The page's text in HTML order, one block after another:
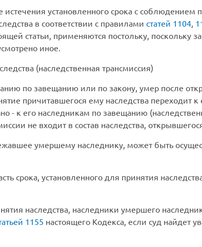
установленного срока с соблюдением
в соответствии с правилами статей 1104,
статьи, применяются постольку,
иное.
(наследственная трансмиссия)
по завещанию или по закону, умер после
причитавшегося ему наследства переходит
- к его наследникам по завещанию
не входит в состав наследства,
умершему наследнику, может быть
срока, установленного для принятия
наследства, наследники умершего
1155 настоящего Кодекса, если суд найдет